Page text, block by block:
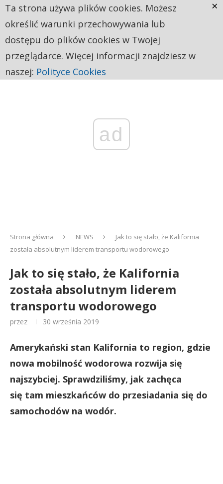
ad
Strona główna NEWS
Jak to się stało, że Kalifornia
została absolutnym liderem transportu wodorowego
Jak to się stało, że Kalifornia
została absolutnym liderem
transportu wodorowego
przez 30 września 2019
Amerykański stan Kalifornia to region, gdzie
nowa mobilność wodorowa rozwija się
najszybciej. Sprawdziliśmy, jak zachęca
się tam mieszkańców do przesiadania się do
samochodów na wodór.
Ta strona używa plików cookies. Możesz
określić warunki przechowywania lub
dostępu do plików cookies w Twojej
przeglądarce. Więcej informacji znajdziesz w
naszej: Polityce Cookies
×